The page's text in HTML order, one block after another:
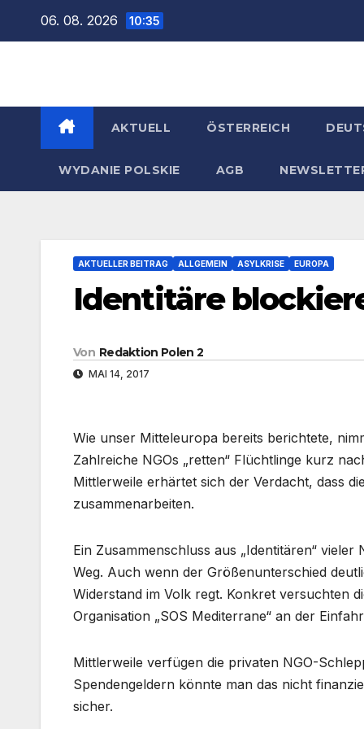
06. 08. 2026 10:35
AKTUELL ÖSTERREICH
WYDANIE POLSKIE AGB
AKTUELLER BEITRAG ALLGEMEIN ASYLKRISE EUROPA
Identitäre
Von Redaktion Polen 2
MAI 14, 2017
Wie unser Mitteleuropa bereits berichtete,
Zahlreiche NGOs „retten“ Flüchtlinge kurz
Mittlerweile erhärtet sich der Verdacht, dass
zusammenarbeiten.
Ein Zusammenschluss aus „Identitären“
Weg. Auch wenn der Größenunterschied
Widerstand im Volk regt. Konkret versuchten
Organisation „SOS Mediterrane“ an der
Mittlerweile verfügen die privaten NGO-
Spendengeldern könnte man das nicht
sicher.